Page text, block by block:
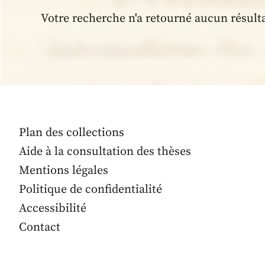
Votre recherche n'a retourné aucun
Plan des collections
Aide à la consultation des thèses
Mentions légales
Politique de confidentialité
Accessibilité
Contact